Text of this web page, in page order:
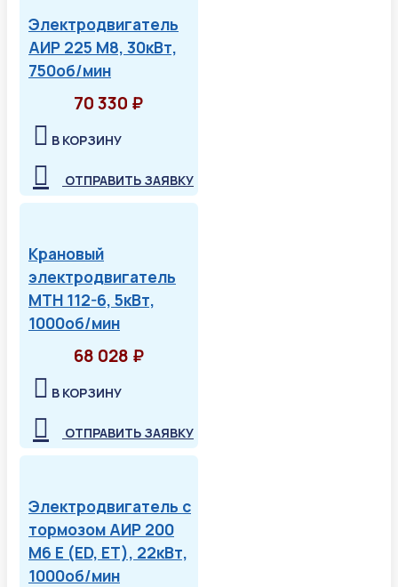
Электродвигатель
АИР 225 М8, 30кВт,
750об/мин
70 330 ₽
В КОРЗИНУ
ОТПРАВИТЬ ЗАЯВКУ
Крановый
электродвигатель
МТН 112-6, 5кВт,
1000об/мин
68 028 ₽
В КОРЗИНУ
ОТПРАВИТЬ ЗАЯВКУ
Электродвигатель с
тормозом АИР 200
М6 Е (ED, ET), 22кВт,
1000об/мин